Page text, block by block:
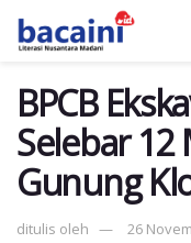
BPCB
Selebar 12
Gunung
ditulis oleh 26